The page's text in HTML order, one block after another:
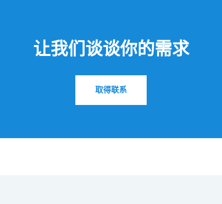
让我们谈谈你的需求
取得联系